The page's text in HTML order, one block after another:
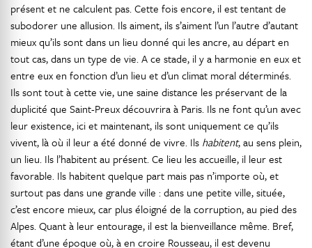
présent et ne calculent pas. Cette fois encore, il est tentant de
subodorer une allusion. Ils aiment, ils s’aiment l’un l’autre d’autant
mieux qu’ils sont dans un lieu donné qui les ancre, au départ en
tout cas, dans un type de vie. A ce stade, il y a harmonie en eux et
entre eux en fonction d’un lieu et d’un climat moral déterminés.
Ils sont tout à cette vie, une saine distance les préservant de la
duplicité que Saint-Preux découvrira à Paris. Ils ne font qu’un avec
leur existence, ici et maintenant, ils sont uniquement ce qu’ils
vivent, là où il leur a été donné de vivre. Ils habitent, au sens plein,
un lieu. Ils l’habitent au présent. Ce lieu les accueille, il leur est
favorable. Ils habitent quelque part mais pas n’importe où, et
surtout pas dans une grande ville : dans une petite ville, située,
c’est encore mieux, car plus éloigné de la corruption, au pied des
Alpes. Quant à leur entourage, il est la bienveillance même. Bref,
étant d’une époque où, à en croire Rousseau, il est devenu